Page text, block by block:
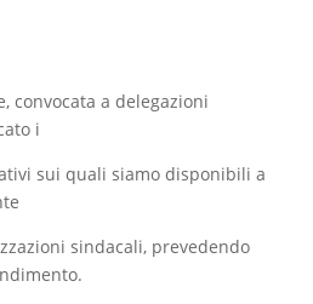
convocata a delegazioni
i
sui quali siamo disponibili a
sindacali, prevedendo